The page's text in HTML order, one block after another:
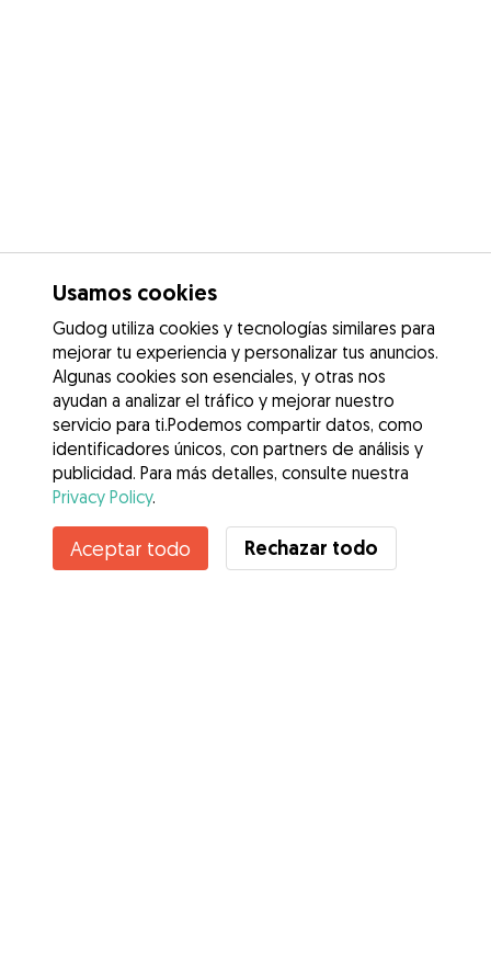
¿Conoces los Beneficios de Gudog? Ver más
Usamos cookies
Gudog utiliza cookies y tecnologías similares para
mejorar tu experiencia y personalizar tus anuncios.
Algunas cookies son esenciales, y otras nos
ayudan a analizar el tráfico y mejorar nuestro
servicio para ti.Podemos compartir datos, como
identificadores únicos, con partners de análisis y
publicidad. Para más detalles, consulte nuestra
Privacy Policy.
Aceptar todo Rechazar todo